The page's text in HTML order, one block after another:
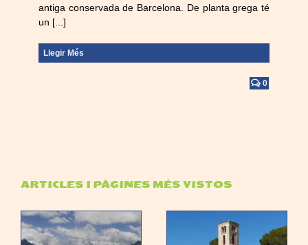
antiga conservada de Barcelona. De planta grega té
un [...]
Llegir Més
0
ARTICLES I PÀGINES MÉS VISTOS